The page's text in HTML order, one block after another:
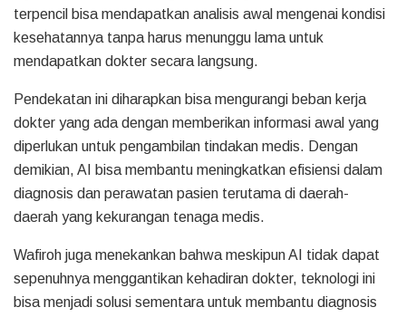
terpencil bisa mendapatkan analisis awal mengenai kondisi
kesehatannya tanpa harus menunggu lama untuk
mendapatkan dokter secara langsung.
Pendekatan ini diharapkan bisa mengurangi beban kerja
dokter yang ada dengan memberikan informasi awal yang
diperlukan untuk pengambilan tindakan medis. Dengan
demikian, AI bisa membantu meningkatkan efisiensi dalam
diagnosis dan perawatan pasien terutama di daerah-
daerah yang kekurangan tenaga medis.
Wafiroh juga menekankan bahwa meskipun AI tidak dapat
sepenuhnya menggantikan kehadiran dokter, teknologi ini
bisa menjadi solusi sementara untuk membantu diagnosis